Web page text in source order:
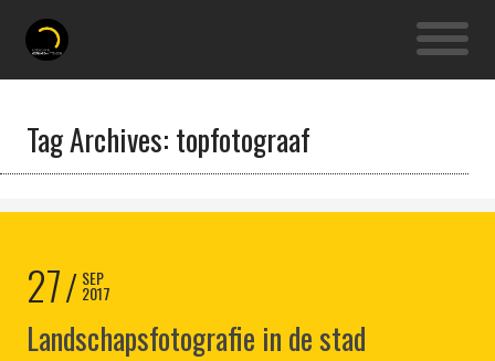
Tag Archives: topfotograaf
27 SEP
2017
Landschapsfotografie in de stad